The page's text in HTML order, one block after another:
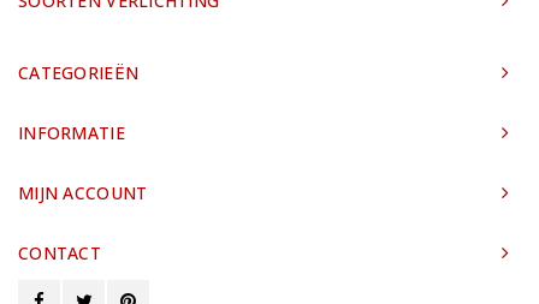
CATEGORIEËN
INFORMATIE
MIJN ACCOUNT
CONTACT